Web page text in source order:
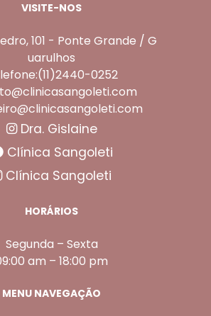
VISITE-NOS
101 - Ponte Grande / G
uarulhos
0252
Dra. Gislaine
Clínica Sangoleti
Clínica Sangoleti
HORÁRIOS
Segunda – Sexta
am – 18:00 pm
MENU NAVEGAÇÃO